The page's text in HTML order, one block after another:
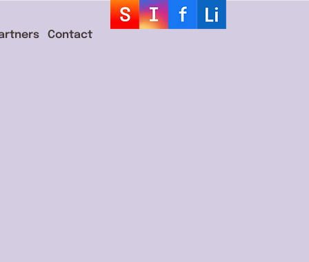
Contact